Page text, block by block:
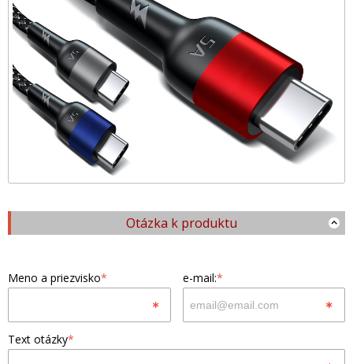
Otázka k produktu
Meno a priezvisko* e-mail:*
Text otázky*